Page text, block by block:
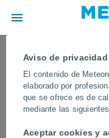
Aviso de privacidad
El contenido de
elaborado por
que se ofrece es de
mediante las
Aceptar cookies y